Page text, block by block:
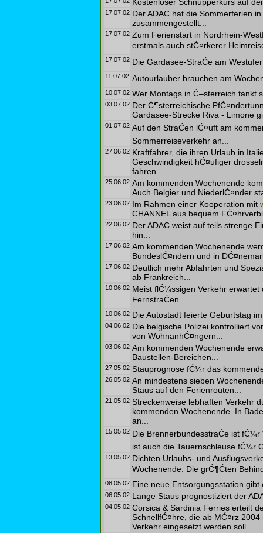
17.07.02 Der ADAC hat die Sommerferien
zusammengestellt...
17.07.02 Zum Ferienstart in Nordrhein-
erstmals auch stĆ¤rkerer
17.07.02 Die Gardasee-StraĆe am
11.07.02 Autourlauber brauchen am
10.07.02 Wer Montags in Ć–sterreich tankt
03.07.02 Der Ć¶sterreichische
Gardasee-Strecke Riva - Limone
01.07.02 Auf den StraĆen lĆ¤uft am
Sommerreiseverkehr an...
27.06.02 Kraftfahrer, die ihren Urlaub in
Geschwindigkeit hĆ¤ufiger
fahren...
25.06.02 Am kommenden Wochenende
Auch Belgier und NiederlĆ¤nder
23.06.02 Im Rahmen einer Kooperation mit
CHANNEL aus bequem
22.06.02 Der ADAC weist auf teils strenge
hin...
17.06.02 Am kommenden Wochenende
BundeslĆ¤ndern und in
17.06.02 Deutlich mehr Abfahrten und
ab Frankreich...
10.06.02 Meist flĆ¼ssigen Verkehr erwartet
FernstraĆen...
10.06.02 Die Autostadt feierte Geburtstag
04.06.02 Die belgische Polizei kontrolliert
von WohnanhĆ¤ngern...
03.06.02 Am kommenden Wochenende
Baustellen-Bereichen...
27.05.02 Stauprognose fĆ¼r das
26.05.02 An mindestens sieben
Staus auf den Ferienrouten...
21.05.02 Streckenweise lebhaften Verkehr
kommenden Wochenende. In
an...
15.05.02 Die BrennerbundesstraĆe ist
ist auch die Tauernschleuse fĆ¼r
13.05.02 Dichten Urlaubs- und
Wochenende. Die grĆ¶Ćten
08.05.02 Eine neue Entsorgungsstation
06.05.02 Lange Staus prognostiziert der
04.05.02 Corsica & Sardinia Ferries erteilt
SchnellfĆ¤hre, die ab MĆ¤rz
Verkehr eingesetzt werden soll...